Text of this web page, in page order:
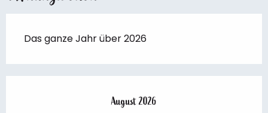
Das ganze Jahr über 2026
August 2026